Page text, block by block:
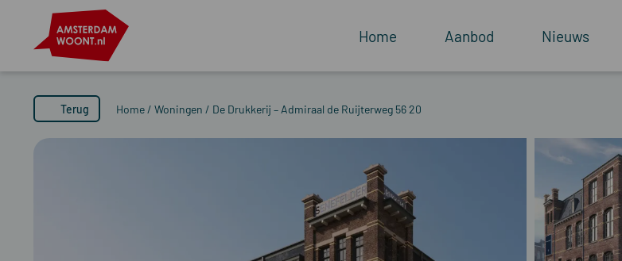
Home Aanbod Nieuws
Terug Home / Woningen / De Drukkerij – Admiraal de Ruijterweg 56 20